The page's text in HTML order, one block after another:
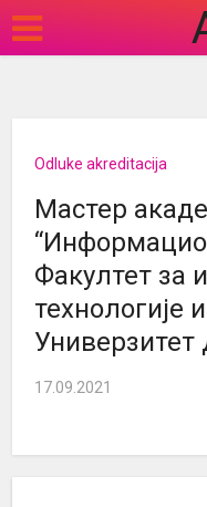
Odluke akreditacija
Мастер
Факултет за
технологије
17.09.2021